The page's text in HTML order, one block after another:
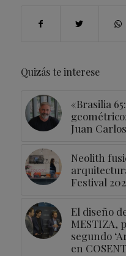
Quizás te interese
«Brasilia
Juan
Neolith
Festival
El diseño
MESTIZA,
segundo
en